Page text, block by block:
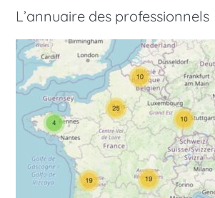
L’annuaire des professionnels